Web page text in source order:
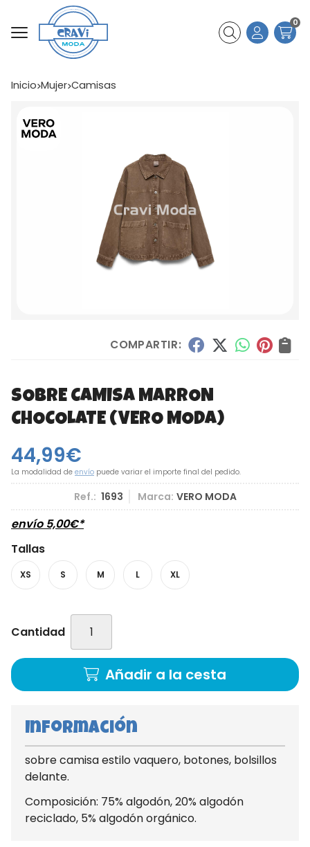
Buscar
0
Inicio mujer camisas
COMPARTIR:
SOBRE CAMISA MARRON
CHOCOLATE (VERO MODA)
44,99€
La modalidad de envío puede variar el importe final del pedido.
Ref.: 1693 Marca: VERO MODA
envío 5,00€*
Tallas
XS S M L XL
Cantidad
Añadir a la cesta
Información
sobre camisa estilo vaquero, botones, bolsillos
delante.
Composición: 75% algodón, 20% algodón
reciclado, 5% algodón orgánico.